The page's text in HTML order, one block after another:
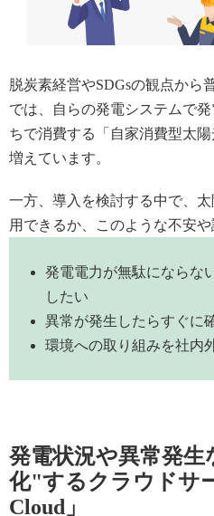
脱炭素経営やSDGsの観点から
では、自らの発電システムで
ちで消費する「自家消費型太
増えています。
一方、導入を検討する中で、
用できるか、このような不安
発電電力が無駄にならな
したい
異常が発生したらすぐに
環境への取り組みを社内
発電状況や異常発
化"するクラウドサ
Cloud」